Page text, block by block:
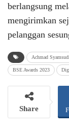
berlangsung
mengirimkan
pelanggan
Achmad
BSE Awards 2023
Share